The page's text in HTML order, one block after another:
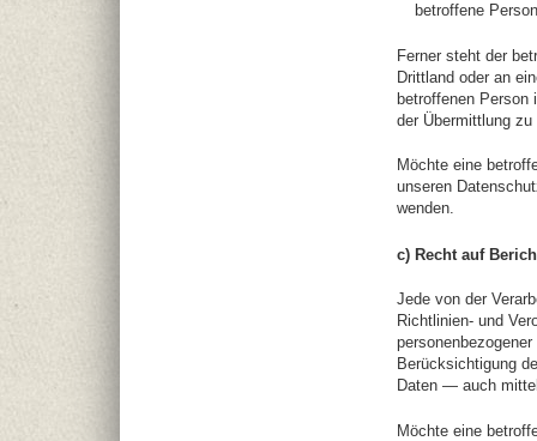
betroffene Person
Ferner steht der
Drittland oder an
betroffenen
der Übermittlung zu
Möchte eine
unseren
wenden.
c) Recht auf
Jede von der
Richtlinien- und
Berücksichtigung
Daten — auch
Möchte eine